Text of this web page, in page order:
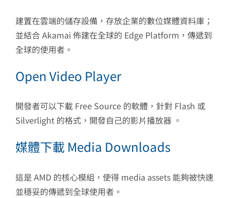
建置在雲端的儲存設備，存放企業的數位媒體資料庫；
並結合 Akamai 佈建在全球的 Edge Platform，傳遞到
全球的使用者。
Open Video Player
開發者可以下載 Free Source 的軟體，針對 Flash 或
Silverlight 的格式，開發自己的影片播放器 。
媒體下載 Media Downloads
這是 AMD 的核心模組，使得 media assets 能夠被快速
並穩妥的傳遞到全球使用者。